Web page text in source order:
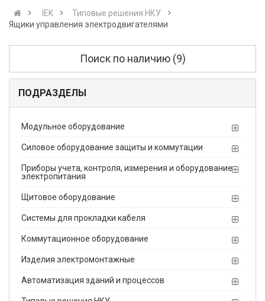
IEK
Типовые решения НКУ
Ящики управления электродвигателями
Поиск по наличию (9)
ПОДРАЗДЕЛЫ
Модульное оборудование
Силовое оборудование защиты и коммутации
Приборы учета, контроля, измерения и оборудование
электропитания
Щитовое оборудование
Системы для прокладки кабеля
Коммутационное оборудование
Изделия электромонтажные
Автоматизация зданий и процессов